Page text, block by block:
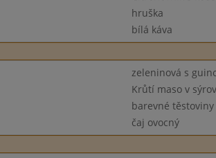
hruška
bílá káva
zeleninová s
Krůtí maso v
barevné těstoviny
čaj ovocný